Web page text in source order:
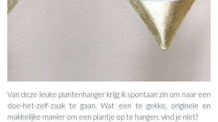
Van deze leuke plantenhanger krijg ik spontaan zin om naar een
doe-het-zelf-zaak te gaan. Wat een te gekke, originele en
makkelijke manier om een plantje op te hangen, vind je niet?